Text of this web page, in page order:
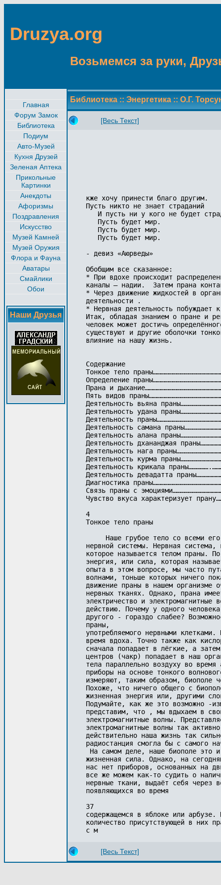
Druzya.org
Возьмемся за руки,
Главная
Форум Замок
Библиотека
Подиум
Авто-Музей
Кухня Друзей
Зеленая Аптека
Прикольные
Картинки
Анекдоты
Афоризмы
Поздравления
Искусство
Музей Камней
Музей Оружия
Флора и Фауна
Аватары
Смайлики
Обои
Наши Друзья
Библиотека :: Энергетика :: О.Г.
[Весь Текст]
кже хочу принести благо другим.
Пусть никто не знает страданий
И пусть ни у кого не будет
   Пусть будет мир.
   Пусть будет мир.
   Пусть будет мир.
- девиз «Аюрведы»
Обобщим все сказанное:
* При вдохе происходит
каналы – надии.  Затем прана
* Через движение жидкостей в
деятельности .
* Нервная деятельность побуждает
Итак, обладая знанием о пране и
человек может достичь
существуют и другие оболочки
влияние на нашу жизнь.
Содержание
Тонкое тело
Определение
Прана и
Пять видов
Деятельность вьяна
Деятельность удана
Деятельность
Деятельность самана
Деятельность алана
Деятельность дхананджая
Деятельность нага
Деятельность курма
Деятельность крикала
Деятельность девадатта
Диагностика
Связь праны с
Чувство вкуса характеризует
4
Тонкое тело праны
Наше грубое тело со всеми
нервной системы. Нервная
которое называется телом праны.
энергия, или сила, которая
опыта в этом вопросе, мы часто
волнами, тоньше которых ничего
движение праны в нашем организме
нервных тканях. Однако, прана
электричество и
действию. Почему у одного
другого - гораздо слабее?
праны,
употребляемого нервными
время вдоха. Точно также как
сначала попадает в лёгкие, а
центров (чакр) попадает в наш
тела параллельно воздуху во
приборы на основе тонкого
измеряют, таким образом, биополе
Похоже, что ничего общего с
жизненная энергия или, другими
Подумайте, как же это возможно -
представим, что , мы вдыхаем в
электромагнитные волны.
электромагнитные волны так
действительно наша жизнь так
радиостанция смогла бы с самого
На самом деле, наше биополе это
жизненная сила. Однако, на
нас нет приборов, основанных на
все же можем как-то судить о
нервные ткани, выдаёт себя через
появляющихся во время
37
содержащемся в яблоке или арбузе.
количество присутствующей в них
с м
[Весь Текст]